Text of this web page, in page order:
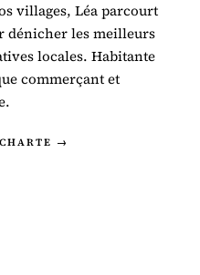
villages, Léa parcourt
dénicher les meilleurs
locales. Habitante
commerçant et
→